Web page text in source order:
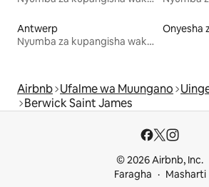
Antwerp
Nyumba za kupangisha wakati wa likizo
Onyesha
Airbnb Ufalme wa Muungano
Berwick Saint James
© 2026 Airbnb, Inc.
Faragha
Masharti